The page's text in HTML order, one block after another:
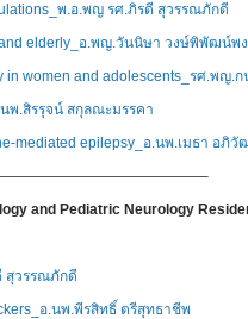
พ.อ.พญ รศ.ภิรดี สุวรรณภักดี
and elderly_อ.พญ.วันนิษา วงษ์พิพัฒน์พ
in women and adolescents_รศ.พญ
พ.สิรรุจน์ สกุลณะมรรคา
mediated epilepsy_อ.นพ.เมธา อภิวั
and Pediatric Neurology
สุวรรณภักดี
อ.นพ.พีรสิทธิ์ ตรีสุทธาชีพ